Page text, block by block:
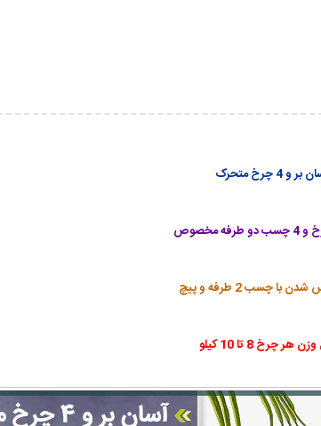
و 4 چرخ متحرک
با چسب 2 طرفه و پیچ
هر چرخ 8 تا 10 کیلو